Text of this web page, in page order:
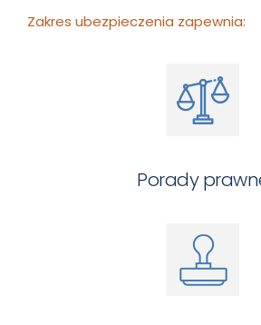
Zakres ubezpieczenia zapewnia:
Porady